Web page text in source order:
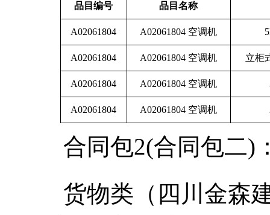
品目编号 品目名称
A02061804 A02061804 空调机
A02061804 A02061804 空调机 立柜
A02061804 A02061804 空调机
A02061804 A02061804 空调机
合同包2(合同包二)
货物类（四川金森